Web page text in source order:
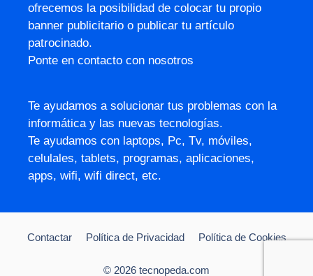
ofrecemos la posibilidad de colocar tu propio
banner publicitario o publicar tu artículo
patrocinado.
Ponte en contacto con nosotros
Te ayudamos a solucionar tus problemas con la
informática y las nuevas tecnologías.
Te ayudamos con laptops, Pc, Tv, móviles,
celulales, tablets, programas, aplicaciones,
apps, wifi, wifi direct, etc.
Contactar Política de Privacidad Política de Cookies
© 2026 tecnopeda.com